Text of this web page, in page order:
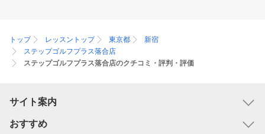
トップ レッスントップ 東京都
新宿
ステップゴルフプラス落合店
ステップゴルフプラス落合店のクチコミ・評判・評価
サイト案内
おすすめ